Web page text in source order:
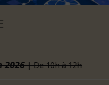
2026 | De 10h à 12h